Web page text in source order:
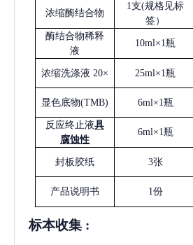
浓缩酶结合物
1支(规格见标
签）
酶结合物稀释
液
10ml×1瓶
浓缩洗涤液 20× 25ml×1瓶
显色底物(TMB) 6ml×1瓶
反应终止液具
腐蚀性
6ml×1瓶
封板胶纸 3张
产品说明书 1份
标本收集 :